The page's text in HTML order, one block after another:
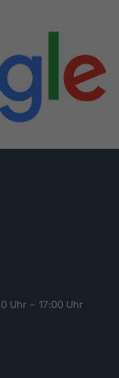
Uhr – 17:00 Uhr